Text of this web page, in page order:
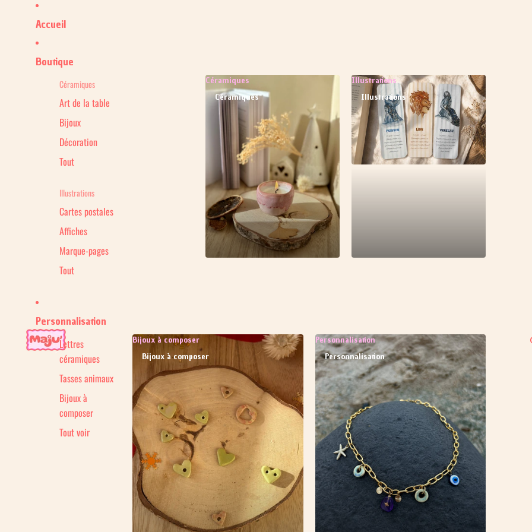
Accueil
Boutique
Céramiques
Art de la table
Bijoux
Décoration
Tout
Illustrations
Cartes postales
Affiches
Marque-pages
Tout
Céramiques
Céramiques
Illustrations
Illustrations
Personnalisation
Lettres
céramiques
Tasses animaux
Bijoux à
composer
Tout voir
Bijoux à composer
Bijoux à composer
Personnalisation
Personnalisation